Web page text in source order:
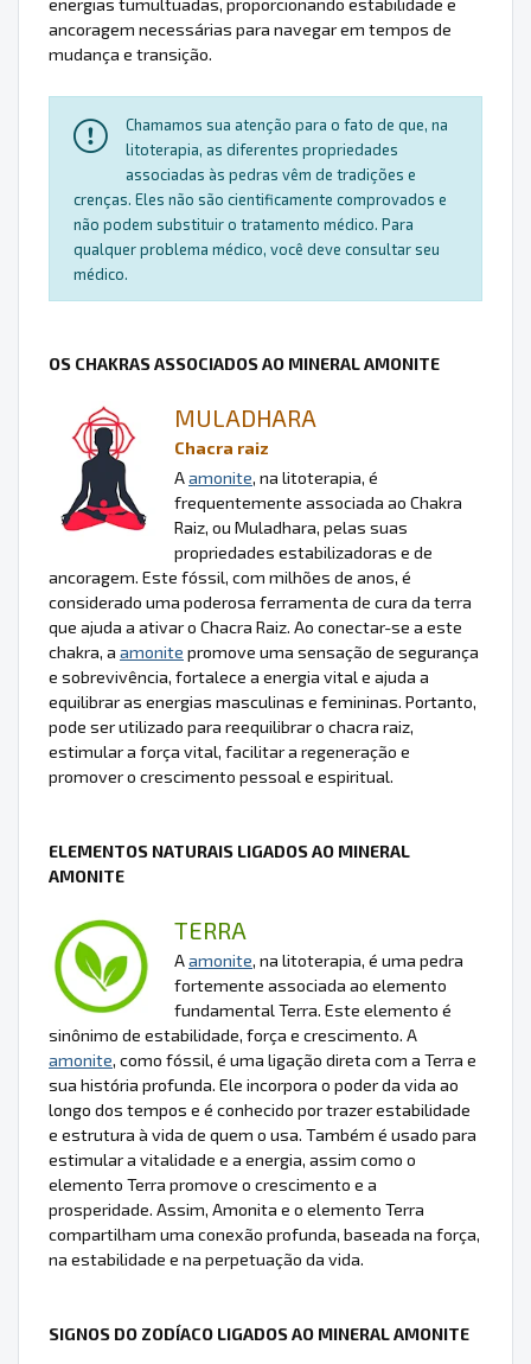
ancoragem necessárias para navegar em tempos de
mudança e transição.
Chamamos sua atenção para o fato de que, na
litoterapia, as diferentes propriedades
associadas às pedras vêm de tradições e
crenças. Eles não são cientificamente comprovados e
não podem substituir o tratamento médico. Para
qualquer problema médico, você deve consultar seu
médico.
OS CHAKRAS ASSOCIADOS AO MINERAL AMONITE
MULADHARA
Chacra raiz
Aamonite, na litoterapia, é
frequentemente associada ao Chakra
Raiz, ou Muladhara, pelas suas
propriedades estabilizadoras e de
ancoragem. Este fóssil, com milhões de anos, é
considerado uma poderosa ferramenta de cura da terra
que ajuda a ativar o Chacra Raiz. Ao conectar-se a este
chakra, a amonite promove uma sensação de segurança
e sobrevivência, fortalece a energia vital e ajuda a
equilibrar as energias masculinas e femininas. Portanto,
pode ser utilizado para reequilibrar o chacra raiz,
estimular a força vital, facilitar a regeneração e
promover o crescimento pessoal e espiritual.
ELEMENTOS NATURAIS LIGADOS AO MINERAL
AMONITE
TERRA
Aamonite, na litoterapia, é uma pedra
fortemente associada ao elemento
fundamental Terra. Este elemento é
sinônimo de estabilidade, força e crescimento. A
amonite, como fóssil, é uma ligação direta com a Terra e
sua história profunda. Ele incorpora o poder da vida ao
longo dos tempos e é conhecido por trazer estabilidade
e estrutura à vida de quem o usa. Também é usado para
estimular a vitalidade e a energia, assim como o
elemento Terra promove o crescimento e a
prosperidade. Assim, Amonita e o elemento Terra
compartilham uma conexão profunda, baseada na força,
na estabilidade e na perpetuação da vida.
SIGNOS DO ZODÍACO LIGADOS AO MINERAL AMONITE